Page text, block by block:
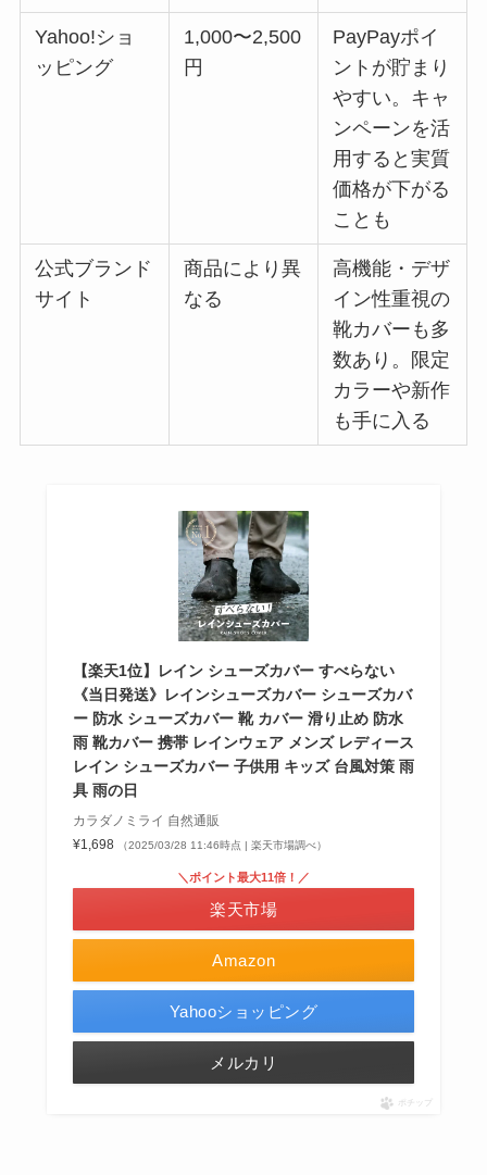
Yahoo!ショ
ッピング
1,000〜2,500
円
PayPayポイ
ントが貯まり
やすい。キャ
ンペーンを活
用すると実質
価格が下がる
ことも
公式ブランド
サイト
商品により異
なる
高機能・デザ
イン性重視の
靴カバーも多
数あり。限定
カラーや新作
も手に入る
【楽天1位】レイン シューズカバー すべらない
《当日発送》レインシューズカバー シューズカバ
ー 防水 シューズカバー 靴 カバー 滑り止め 防水
雨 靴カバー 携帯 レインウェア メンズ レディース
レイン シューズカバー 子供用 キッズ 台風対策 雨
具 雨の日
カラダノミライ 自然通販
¥1,698
（2025/03/28 11:46時点 | 楽天市場調べ）
Amazon
＼ポイント最大11倍！／
楽天市場
Yahooショッピング
メルカリ
ポチップ